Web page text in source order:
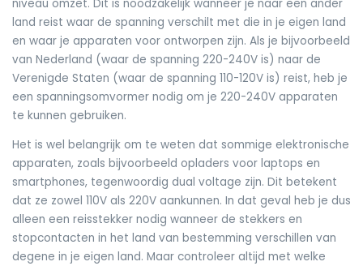
niveau omzet. Dit is noodzakelijk wanneer je naar een ander
land reist waar de spanning verschilt met die in je eigen land
en waar je apparaten voor ontworpen zijn. Als je bijvoorbeeld
van Nederland (waar de spanning 220-240V is) naar de
Verenigde Staten (waar de spanning 110-120V is) reist, heb je
een spanningsomvormer nodig om je 220-240V apparaten
te kunnen gebruiken.
Het is wel belangrijk om te weten dat sommige elektronische
apparaten, zoals bijvoorbeeld opladers voor laptops en
smartphones, tegenwoordig dual voltage zijn. Dit betekent
dat ze zowel 110V als 220V aankunnen. In dat geval heb je dus
alleen een reisstekker nodig wanneer de stekkers en
stopcontacten in het land van bestemming verschillen van
degene in je eigen land. Maar controleer altijd met welke